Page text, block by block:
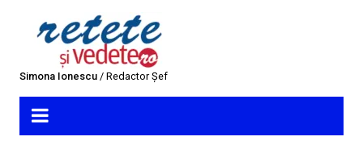
Simona Ionescu/ Redactor Șef